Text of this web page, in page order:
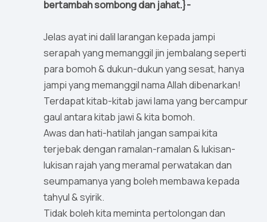
bertambah sombong dan jahat.}-
Jelas ayat ini dalil larangan kepada jampi
serapah yang memanggil jin jembalang seperti
para bomoh & dukun-dukun yang sesat, hanya
jampi yang memanggil nama Allah dibenarkan!
Terdapat kitab-kitab jawi lama yang bercampur
gaul antara kitab jawi & kita bomoh.
Awas dan hati-hatilah jangan sampai kita
terjebak dengan ramalan-ramalan & lukisan-
lukisan rajah yang meramal perwatakan dan
seumpamanya yang boleh membawa kepada
tahyul & syirik.
Tidak boleh kita meminta pertolongan dan